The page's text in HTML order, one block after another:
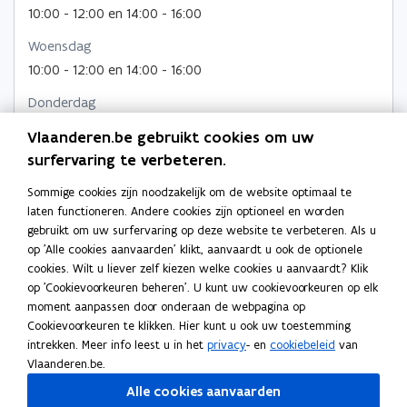
V
A
M
)
V
A
M
)
e
t
r
10:00 - 12:00 en 14:00 - 16:00
Woensdag
10:00 - 12:00 en 14:00 - 16:00
Donderdag
Vrijdag
Adres
Openbare Vlaamse Afvalstoffenmaatschappij
Stationsstraat 110, 2800 Mechelen
Routeplanner
o
p
e
n
t
Postadres
Openbare Vlaamse Afvalstoffenmaatschappij
Koning Albert II laan 15 bus 625, 1210 Brussel, België
Vlaanderen.be gebruikt cookies om uw
surfervaring te verbeteren.
Sommige cookies zijn noodzakelijk om de website optimaal te
laten functioneren. Andere cookies zijn optioneel en worden
gebruikt om uw surfervaring op deze website te verbeteren. Als u
op 'Alle cookies aanvaarden' klikt, aanvaardt u ook de optionele
cookies. Wilt u liever zelf kiezen welke cookies u aanvaardt? Klik
op 'Cookievoorkeuren beheren'. U kunt uw cookievoorkeuren op elk
moment aanpassen door onderaan de webpagina op
Cookievoorkeuren te klikken. Hier kunt u ook uw toestemming
intrekken. Meer info leest u in het privacy- en cookiebeleid van
Vlaanderen.be.
Alle cookies aanvaarden